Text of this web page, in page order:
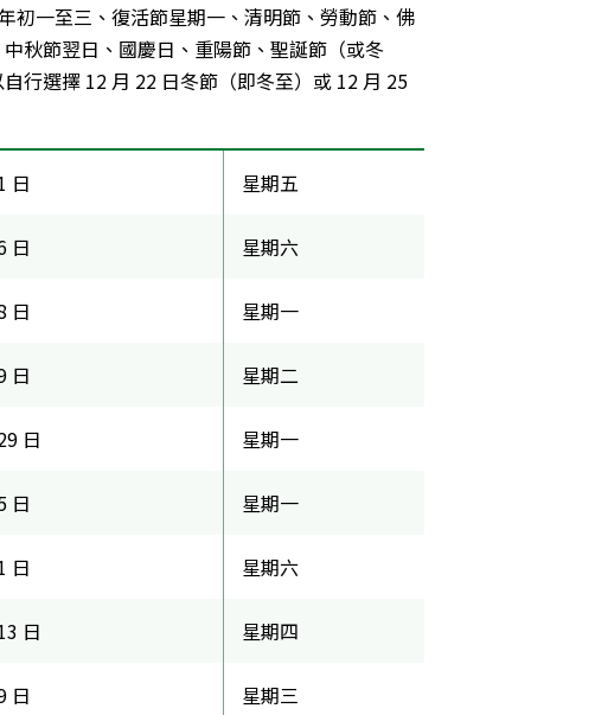
初一至三、復活節星期一、清明節、勞動節、佛
秋節翌日、國慶日、重陽節、聖誕節（或冬
行選擇 12 月 22 日冬節（即冬至）或 12 月 25
日 星期五
日 星期六
日 星期一
日 星期二
日 星期一
日 星期一
日 星期六
日 星期四
日 星期三